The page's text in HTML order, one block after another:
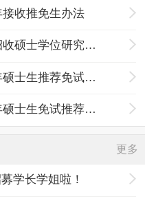
收推免生办法
中国科学院研究生院2010年招收硕士学位研究生入学考试招生公告
中科院理化技术研究所2010年硕士生推荐免试面试通知
中科院理化技术研究所2010年硕士生免试推荐信息
更多
学长学姐啦！